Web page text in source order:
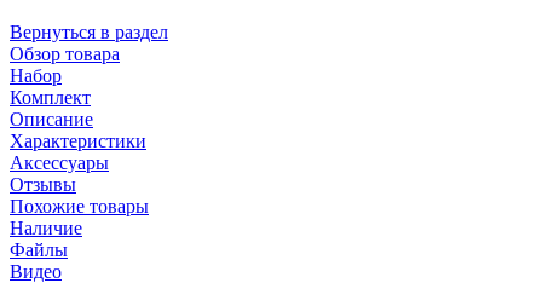
Вернуться в раздел
Обзор товара
Набор
Комплект
Описание
Характеристики
Аксессуары
Отзывы
Похожие товары
Наличие
Файлы
Видео